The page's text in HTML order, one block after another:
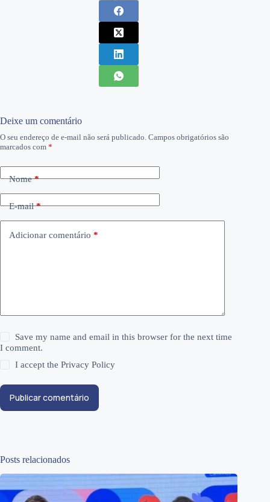
Deixe um comentário
O seu endereço de e-mail não será publicado. Campos obrigatórios são
marcados com *
Nome*
E-mail*
Adicionar comentário *
Save my name and email in this browser for the next time
I comment.
I accept thePrivacy Policy
Publicar comentário
Posts relacionados